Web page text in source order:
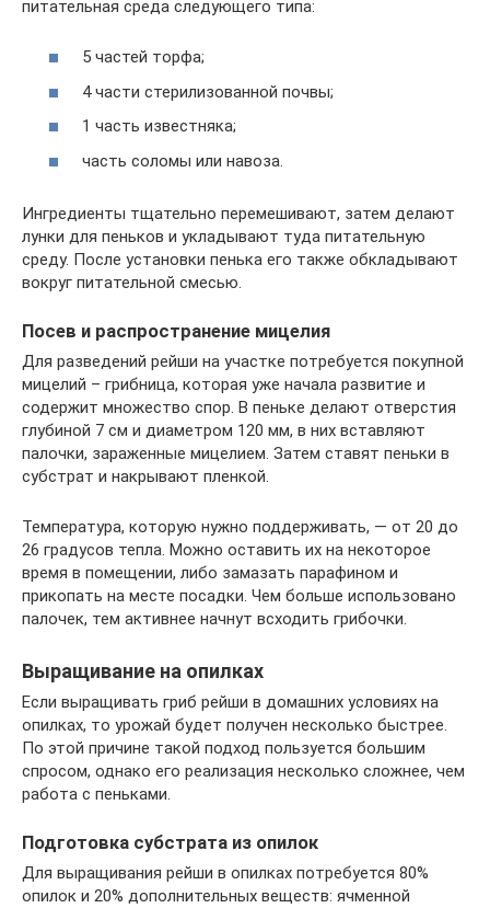
питательная среда следующего типа:
5 частей торфа;
4 части стерилизованной почвы;
1 часть известняка;
часть соломы или навоза.
Ингредиенты тщательно перемешивают, затем делают
лунки для пеньков и укладывают туда питательную
среду. После установки пенька его также обкладывают
вокруг питательной смесью.
Посев и распространение мицелия
Для разведений рейши на участке потребуется покупной
мицелий – грибница, которая уже начала развитие и
содержит множество спор. В пеньке делают отверстия
глубиной 7 см и диаметром 120 мм, в них вставляют
палочки, зараженные мицелием. Затем ставят пеньки в
субстрат и накрывают пленкой.
Температура, которую нужно поддерживать, — от 20 до
26 градусов тепла. Можно оставить их на некоторое
время в помещении, либо замазать парафином и
прикопать на месте посадки. Чем больше использовано
палочек, тем активнее начнут всходить грибочки.
Выращивание на опилках
Если выращивать гриб рейши в домашних условиях на
опилках, то урожай будет получен несколько быстрее.
По этой причине такой подход пользуется большим
спросом, однако его реализация несколько сложнее, чем
работа с пеньками.
Подготовка субстрата из опилок
Для выращивания рейши в опилках потребуется 80%
опилок и 20% дополнительных веществ: ячменной